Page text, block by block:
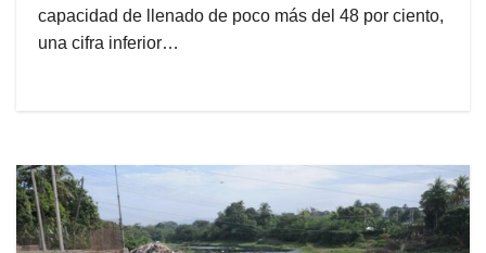
capacidad de llenado de poco más del 48 por ciento,
una cifra inferior…